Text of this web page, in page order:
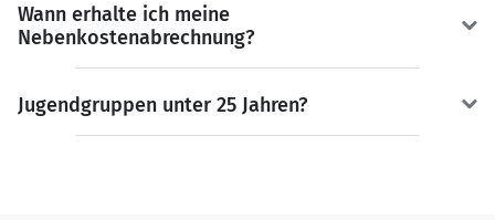
Wann erhalte ich meine
Nebenkostenabrechnung?
Jugendgruppen unter 25 Jahren?